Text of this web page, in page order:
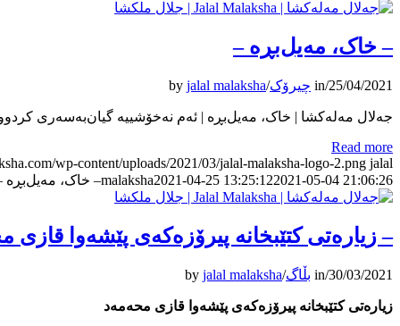
– خاک، مەیل‎‌بڕە –
25/04/2021
/
in چیرۆک/
by jalal malaksha
جەلال مەلەکشا | خاک، مەیل‎‌بڕە | ئەم نەخۆشییە گیان‌بەسەری کردووم. ڕۆژ لە دوای ڕۆژ، کز و لاوازترم دەکا. ویشک و ڕەق هەڵاتووم. دوکتورەکان بەردەوام دەوا و…
Read more
wp-content/uploads/2021/03/jalal-malaksha-logo-2.png jalal
malaksha2021-04-25 13:25:122021-05-04 21:06:26 – خاک، مەیل‎‌بڕە –
– زياره‌تی کتێبخانه‌ پيرۆزه‌که‌ی پێشه‌وا قازی
30/03/2021
/
in بڵاگ/
by jalal malaksha
زياره‌تی کتێبخانه‌ پيرۆزه‌که‌ی پێشه‌وا قازی محه‌مه‌د